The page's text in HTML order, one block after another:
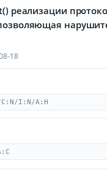
реализации
18
C:N/I:N/A:H